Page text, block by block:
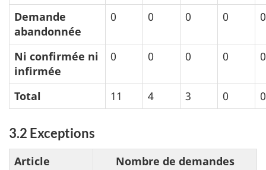
Demande
abandonnée
0 0 0 0 0
Ni confirmée ni
infirmée
0 0 0 0 0
Total 11 4 3 0 0
3.2 Exceptions
Article
Nombre de demandes